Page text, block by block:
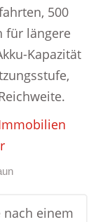
500
für längere
Kapazität
nach einem